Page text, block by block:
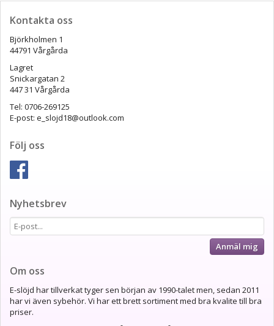
Kontakta oss
Björkholmen 1
44791 Vårgårda
Lagret
Snickargatan 2
447 31 Vårgårda
Tel: 0706-269125
E-post: e_slojd18@outlook.com
Följ oss
Nyhetsbrev
Anmäl mig
Om oss
E-slöjd har tillverkat tyger sen början av 1990-talet men, sedan 2011
har vi även sybehör. Vi har ett brett sortiment med bra kvalite till bra
priser.